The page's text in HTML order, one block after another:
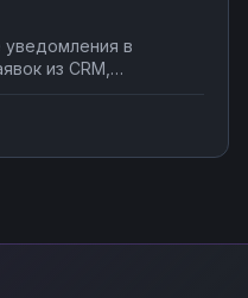
уведомления в
из CRM,
с системами
к вашим бизнес-
за